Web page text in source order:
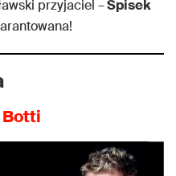
przyjaciel –Spisek
Botti